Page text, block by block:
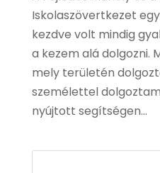
Iskolaszövertkezet
kezdve volt mindig
a kezem alá dolgozni.
mely területén
személettel
nyújtott segítségen...